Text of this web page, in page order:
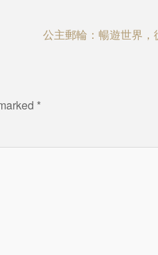
公主郵輪：暢遊世界，
*